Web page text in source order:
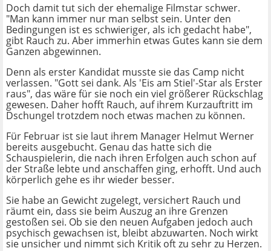
Doch damit tut sich der ehemalige Filmstar schwer.
"Man kann immer nur man selbst sein. Unter den
Bedingungen ist es schwieriger, als ich gedacht habe",
gibt Rauch zu. Aber immerhin etwas Gutes kann sie dem
Ganzen abgewinnen.
Denn als erster Kandidat musste sie das Camp nicht
verlassen. "Gott sei dank. Als 'Eis am Stiel'-Star als Erster
raus", das wäre für sie noch ein viel größerer Rückschlag
gewesen. Daher hofft Rauch, auf ihrem Kurzauftritt im
Dschungel trotzdem noch etwas machen zu können.
Für Februar ist sie laut ihrem Manager Helmut Werner
bereits ausgebucht. Genau das hatte sich die
Schauspielerin, die nach ihren Erfolgen auch schon auf
der Straße lebte und anschaffen ging, erhofft. Und auch
körperlich gehe es ihr wieder besser.
Sie habe an Gewicht zugelegt, versichert Rauch und
räumt ein, dass sie beim Auszug an ihre Grenzen
gestoßen sei. Ob sie den neuen Aufgaben jedoch auch
psychisch gewachsen ist, bleibt abzuwarten. Noch wirkt
sie unsicher und nimmt sich Kritik oft zu sehr zu Herzen.